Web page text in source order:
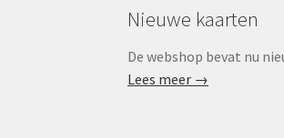
Nieuwe kaarten
De webshop bevat nu
Lees meer →